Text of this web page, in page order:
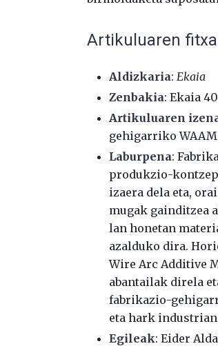
Artikuluaren
Aldizkaria:Ekaia
Zenbakia: Ekaia 40
Artikuluaren
gehigarriko
Laburpena:
produkzio-
izaera dela eta,
mugak gainditzea
lan honetan
azalduko dira.
Wire Arc Additive
abantailak direla
fabrikazio-
eta hark
Egileak:Eider